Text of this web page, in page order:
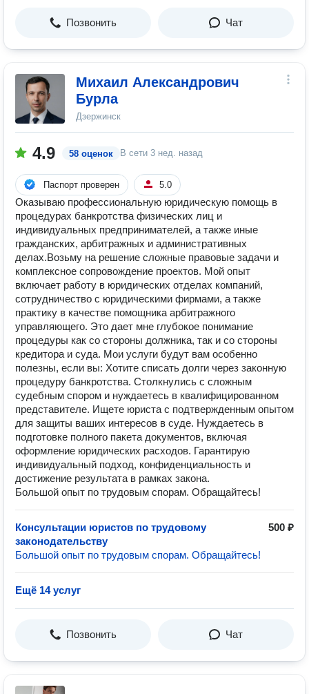
Позвонить Чат
Михаил Александрович
Бурла
Дзержинск
4.9 58 оценок В сети 3 нед. назад
Паспорт проверен 5.0
Оказываю профессиональную юридическую помощь в
процедурах банкротства физических лиц и
индивидуальных предпринимателей, а также иные
гражданских, арбитражных и административных
делах.Возьму на решение сложные правовые задачи и
комплексное сопровождение проектов. Мой опыт
включает работу в юридических отделах компаний,
сотрудничество с юридическими фирмами, а также
практику в качестве помощника арбитражного
управляющего. Это дает мне глубокое понимание
процедуры как со стороны должника, так и со стороны
кредитора и суда. Мои услуги будут вам особенно
полезны, если вы: Хотите списать долги через законную
процедуру банкротства. Столкнулись с сложным
судебным спором и нуждаетесь в квалифицированном
представителе. Ищете юриста с подтвержденным опытом
для защиты ваших интересов в суде. Нуждаетесь в
подготовке полного пакета документов, включая
оформление юридических расходов. Гарантирую
индивидуальный подход, конфиденциальность и
достижение результата в рамках закона.
Большой опыт по трудовым спорам. Обращайтесь!
Консультации юристов по трудовому
законодательству
500 ₽
Большой опыт по трудовым спорам. Обращайтесь!
Ещё 14 услуг
Позвонить Чат